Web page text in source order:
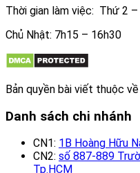
Thời gian làm việc: Thứ 2
Chủ Nhật: 7h15 – 16h30
Bản quyền bài viết thuộc
Danh sách chi nhánh
CN1: 1B Hoàng Hữu
CN2: số 887-889
Tp.HCM